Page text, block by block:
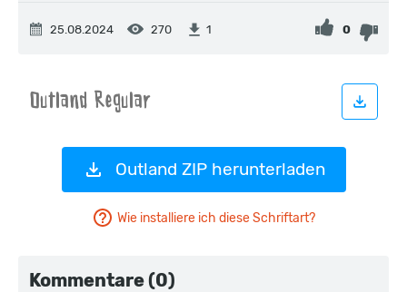
25.08.2024 270 1 0
Outland ZIP herunterladen
Wie installiere ich diese Schriftart?
Kommentare (0)